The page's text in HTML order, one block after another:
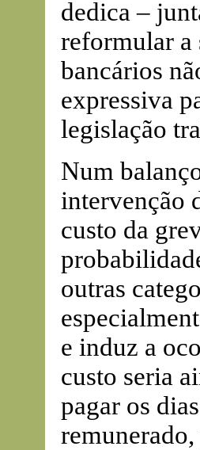
dedica –
reformular a
bancários
expressiva
legislação
Num
intervenção
custo da
outras
e induz a
custo seria
pagar os